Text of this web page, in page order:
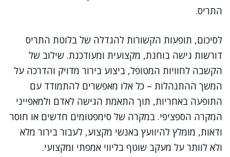
התריס.
לסיכום, תופעות הקשורות להגדלה של בלוטת התריס
דורשות גישה בוחנת, מקצועית ומעודכנת. שילוב של
הקשבה לחוויות המטופל, ביצוע בירור מדויק והדרכה על
המשך ההתנהלות – כל אלו מאפשרים להתמודד עם
התופעה באחריות, תוך התאמת הגישה לאדם ולמאפייני
המקרה הספציפי. במקרה של סימפטומים חדשים או חוסר
ודאות, מומלץ להיוועץ באנשי מקצוע, לעבור בירור מלא
ולא לוותר על מעקב שוטף בליווי אמפתי ומקצועי.